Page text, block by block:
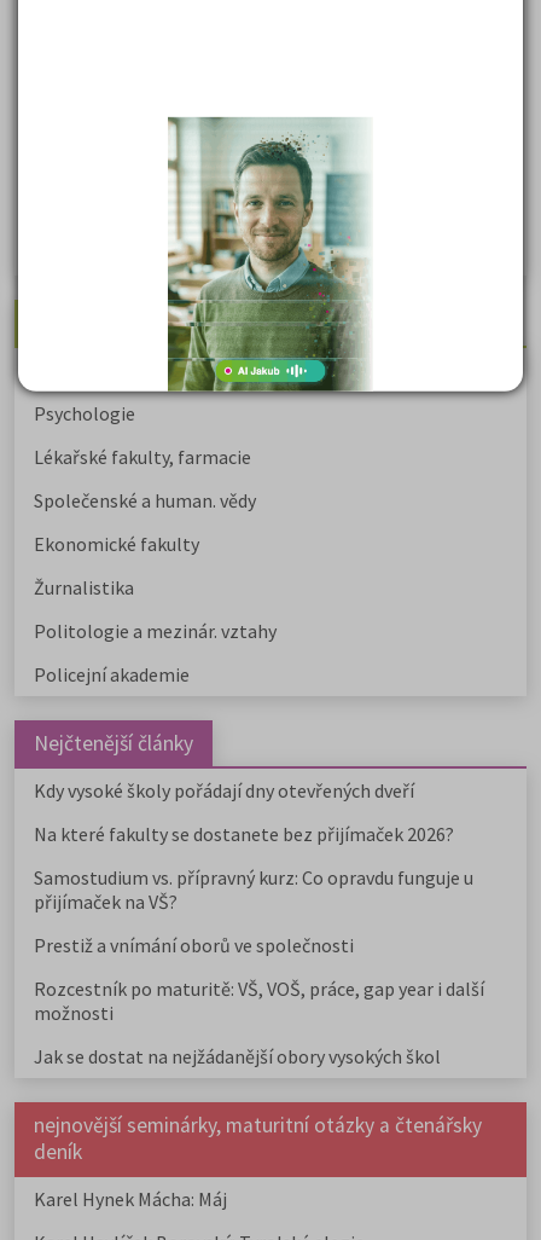
Řešení otázek Policejní akademie
Politologie - testy na přijímačky VŠ
Sociologie - testy na přijímačky VŠ
Biologie - testy na přij. zk. z medicíny
Nejžádanější kurzy
Právnické fakulty
Psychologie
Lékařské fakulty, farmacie
Společenské a human. vědy
Ekonomické fakulty
Žurnalistika
Politologie a mezinár. vztahy
Policejní akademie
Nejčtenější články
Kdy vysoké školy pořádají dny otevřených dveří
Na které fakulty se dostanete bez přijímaček 2026?
Samostudium vs. přípravný kurz: Co opravdu funguje u
přijímaček na VŠ?
Prestiž a vnímání oborů ve společnosti
Rozcestník po maturitě: VŠ, VOŠ, práce, gap year i další
možnosti
Jak se dostat na nejžádanější obory vysokých škol
nejnovější seminárky, maturitní otázky a čtenářsky
deník
Karel Hynek Mácha: Máj